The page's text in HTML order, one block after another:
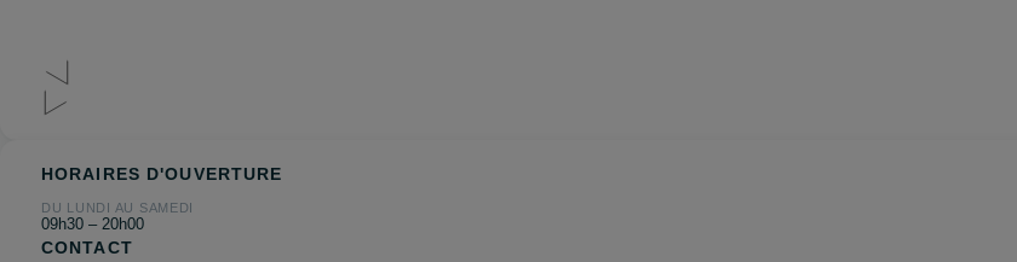
HORAIRES D'OUVERTURE
DU LUNDI AU SAMEDI
09h30 – 20h00
CONTACT